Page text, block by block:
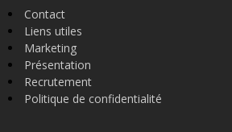
Contact
Liens utiles
Marketing
Présentation
Recrutement
Politique de confidentialité